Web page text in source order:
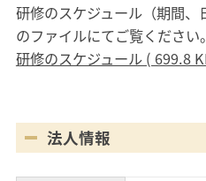
研修のスケジュール（期間
のファイルにてご覧ください。
研修のスケジュール ( 699.8
法人情報